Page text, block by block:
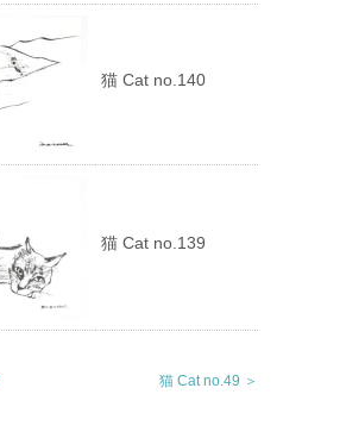
猫 Cat no.140
猫 Cat no.139
猫 Cat no.49 ＞